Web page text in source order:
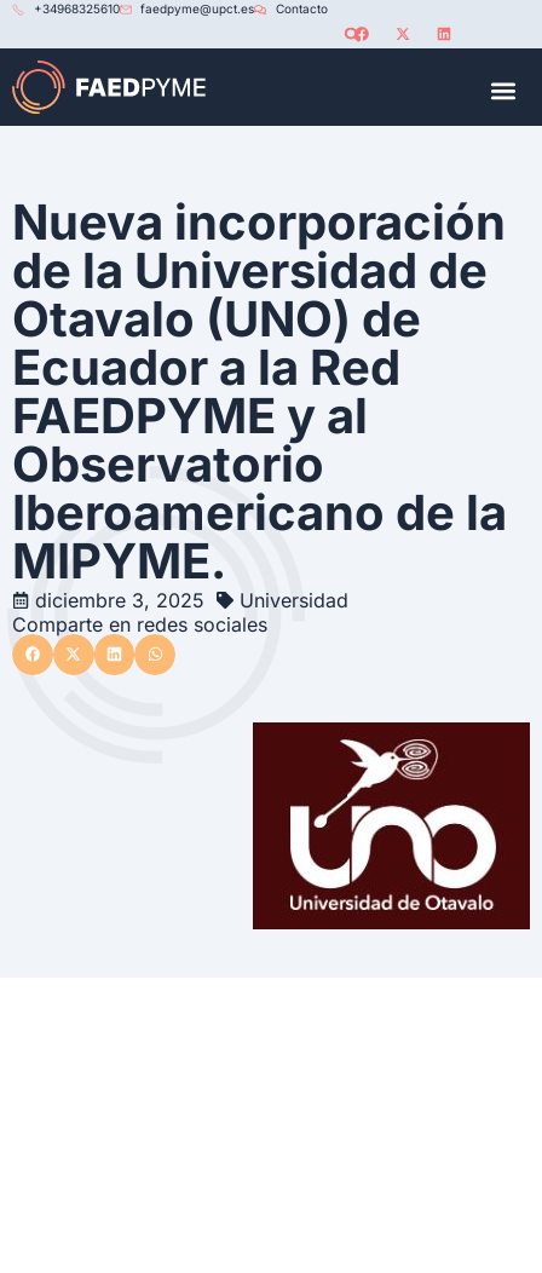
+34968325610 faedpyme@upct.es Contacto
Nueva incorporación
de la Universidad de
Otavalo (UNO) de
Ecuador a la Red
FAEDPYME y al
Observatorio
Iberoamericano de la
MIPYME.
diciembre 3, 2025
Universidad
Comparte en redes sociales